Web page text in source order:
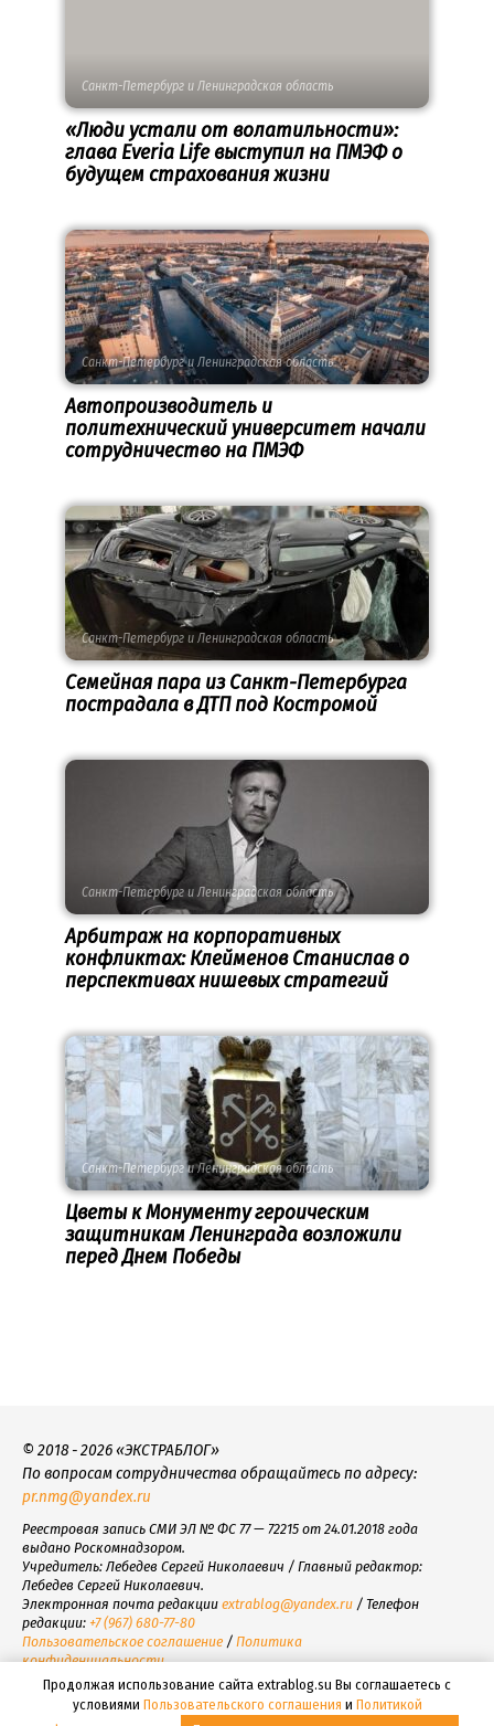
Санкт-Петербург и Ленинградская область
«Люди устали от волатильности»:
глава Everia Life выступил на ПМЭФ о
будущем страхования жизни
Санкт-Петербург и Ленинградская область
Автопроизводитель и
политехнический университет начали
сотрудничество на ПМЭФ
Санкт-Петербург и Ленинградская область
Семейная пара из Санкт-Петербурга
пострадала в ДТП под Костромой
Санкт-Петербург и Ленинградская область
Арбитраж на корпоративных
конфликтах: Клейменов Станислав о
перспективах нишевых стратегий
Санкт-Петербург и Ленинградская область
Цветы к Монументу героическим
защитникам Ленинграда возложили
перед Днем Победы
© 2018 - 2026 «ЭКСТРАБЛОГ»
По вопросам сотрудничества обращайтесь по адресу:
pr.nmg@yandex.ru
Реестровая запись СМИ ЭЛ № ФС 77 — 72215 от 24.01.2018 года
выдано Роскомнадзором.
Учредитель: Лебедев Сергей Николаевич / Главный редактор:
Лебедев Сергей Николаевич.
Электронная почта редакцииextrablog@yandex.ru / Телефон
редакции: +7 (967) 680-77-80
Пользовательское соглашение /Политика
конфиденциальности
Продолжая использование сайта extrablog.su Вы соглашаетесь с
условиями Пользовательского соглашения и Политикой